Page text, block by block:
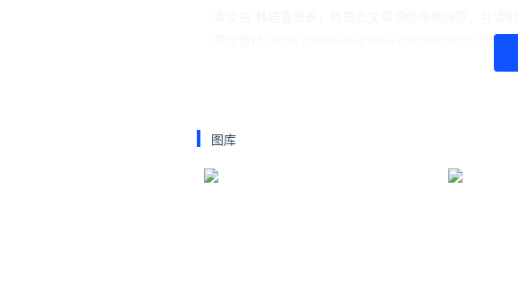
原文链接 https://www.niupinhui.com/ent/v/21212.html
图库